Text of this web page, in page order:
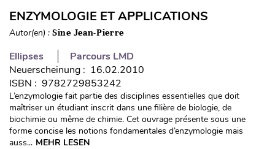
ENZYMOLOGIE ET APPLICATIONS
Autor(en) : Sine Jean-Pierre
Ellipses
Parcours LMD
Neuerscheinung : 16.02.2010
ISBN : 9782729853242
L’enzymologie fait partie des disciplines essentielles que doit
maîtriser un étudiant inscrit dans une filière de biologie, de
biochimie ou même de chimie. Cet ouvrage présente sous une
forme concise les notions fondamentales d’enzymologie mais
auss... MEHR LESEN